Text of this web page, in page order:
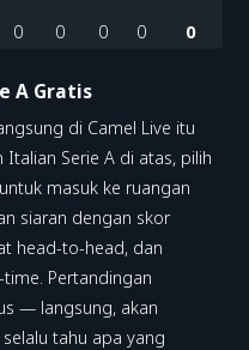
0 0 0 0 0
A Gratis
di Camel Live itu
Serie A di atas, pilih
masuk ke ruangan
siaran dengan skor
head-to-head, dan
Pertandingan
— langsung, akan
tahu apa yang